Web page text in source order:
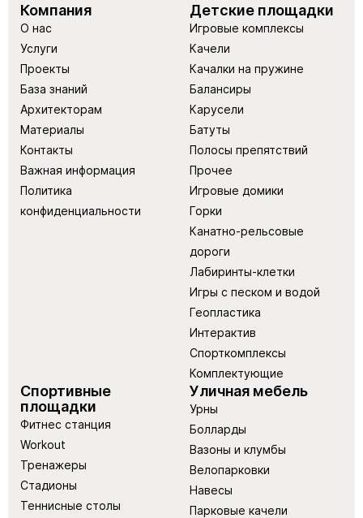
Компания
О нас
Услуги
Проекты
База знаний
Архитекторам
Материалы
Контакты
Важная информация
Политика
конфиденциальности
Детские площадки
Игровые комплексы
Качели
Качалки на пружине
Балансиры
Карусели
Батуты
Полосы препятствий
Прочее
Игровые домики
Горки
Канатно-рельсовые
дороги
Лабиринты-клетки
Игры с песком и водой
Геопластика
Интерактив
Спорткомплексы
Комплектующие
Спортивные
площадки
Фитнес станция
Workout
Тренажеры
Стадионы
Теннисные столы
Уличная мебель
Урны
Болларды
Вазоны и клумбы
Велопарковки
Навесы
Парковые качели